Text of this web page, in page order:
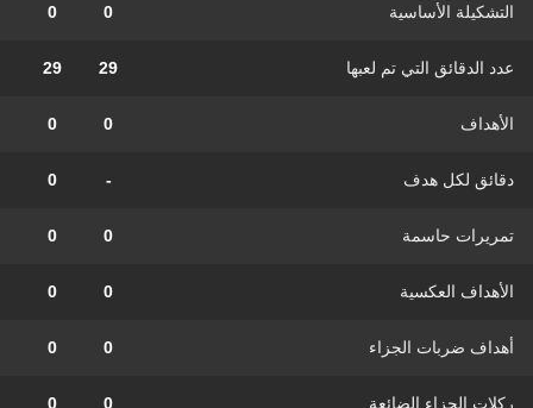
التشكيلة الأساسية 0
0
عدد الدقائق التي تم لعبها 29
29
الأهداف 0
0
دقائق لكل هدف -
0
تمريرات حاسمة 0
0
الأهداف العكسية 0
0
أهداف ضربات الجزاء 0
0
ركلات الجزاء الضائعة 0
0